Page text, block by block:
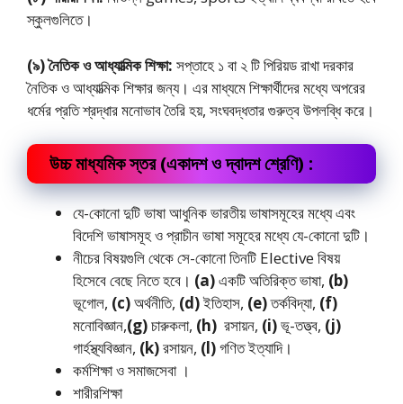
স্কুলগুলিতে।
(৯) নৈতিক ও আধ্যাত্মিক শিক্ষা: সপ্তাহে ১ বা ২ টি পিরিয়ড রাখা দরকার
নৈতিক ও আধ্যাত্মিক শিক্ষার জন্য। এর মাধ্যমে শিক্ষার্থীদের মধ্যে অপরের
ধর্মের প্রতি শ্রদ্ধার মনোভাব তৈরি হয়, সংঘবদ্ধতার গুরুত্ব উপলব্ধি করে।
উচ্চ মাধ্যমিক স্তর (একাদশ ও দ্বাদশ শ্রেণি) :
যে-কোনাে দুটি ভাষা আধুনিক ভারতীয় ভাষাসমূহের মধ্যে এবং
বিদেশি ভাষাসমূহ ও প্রাচীন ভাষা সমূহের মধ্যে যে-কোনো দুটি।
নীচের বিষয়গুলি থেকে সে-কোনাে তিনটি Elective বিষয়
হিসেবে বেছে নিতে হবে। (a)একটি অতিরিক্ত ভাষা, (b)
ভূগোল, (c)অর্থনীতি, (d)ইতিহাস, (e)তর্কবিদ্যা, (f)
মনোবিজ্ঞান,(g)চারুকলা, (h) রসায়ন, (i)ভূ-তত্ত্ব, (j)
গার্হস্থ্যবিজ্ঞান, (k)রসায়ন, (l)গণিত ইত্যাদি।
কর্মশিক্ষা ও সমাজসেবা ।
শারীরশিক্ষা